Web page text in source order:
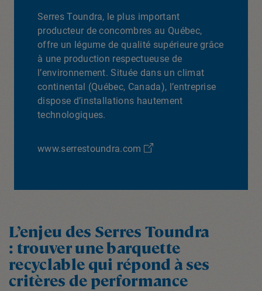
Serres Toundra, le plus important
producteur de concombres au Québec,
offre un légume de qualité supérieure grâce
à une production respectueuse de
l’environnement. Située dans un climat
continental (Québec, Canada), l’entreprise
dispose d’installations hautement
technologiques.
www.serrestoundra.com
L’enjeu des Serres Toundra
: trouver une barquette
recyclable qui répond à ses
critères de performance